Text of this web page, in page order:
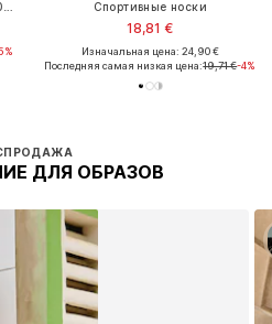
Спортивные носки
18,81 €
Изначальная цена: 24,90 €
Последняя самая низкая цена:19,71 €-4%
ДЛЯ ОБРАЗОВ